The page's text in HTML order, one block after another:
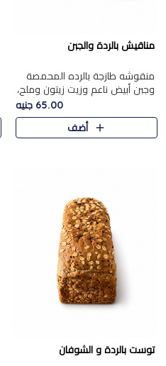
مناقيش بالردة والجبن
منقوشه طازجة بالرده المحمصة
وجبن أبيض ناعم وزيت زيتون وملح،
مباشرة من الفرن.الرده مع نعومة
الجبن فوق عجينة طازجة.
65.00 جنيه
أضف
توست بالردة و الشوفان